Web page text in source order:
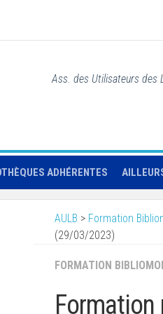
Ass. des Utilisateurs des
ADHÉRENTES
AULB > Formation
(29/03/2023)
FORMATION